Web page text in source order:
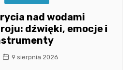
nad wodami
dźwięki, emocje i
9 sierpnia 2026